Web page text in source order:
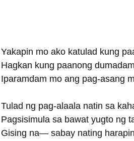
Yakapin mo ako katulad kung
Hagkan kung paanong
Iparamdam mo ang pag-asang
Tulad ng pag-alaala natin sa
Pagsisimula sa bawat yugto ng
Gising na— sabay nating